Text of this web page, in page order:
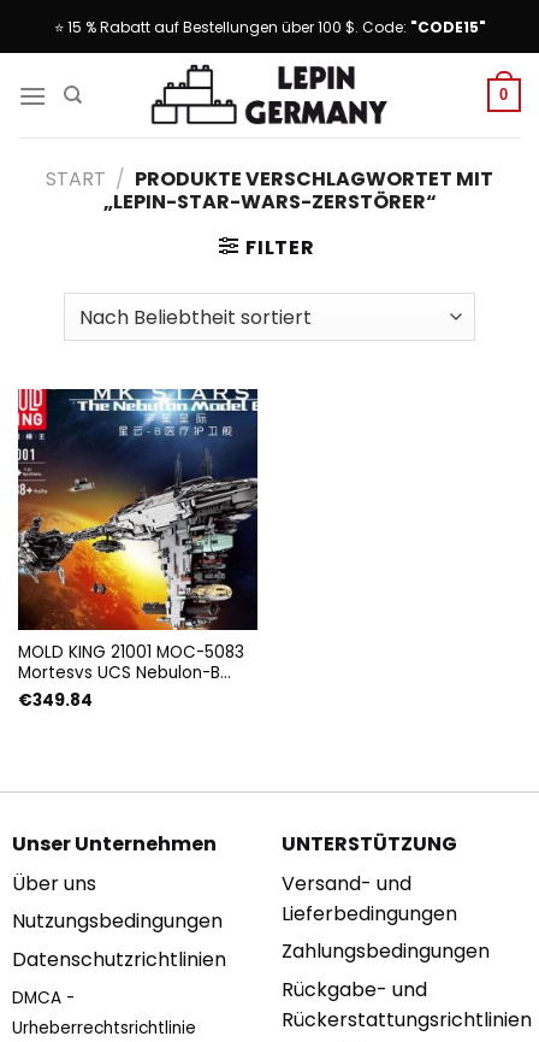
⭐ 15 % Rabatt auf Bestellungen über 100 $. Code: "CODE15"
0
START / PRODUKTE VERSCHLAGWORTET MIT
„LEPIN-STAR-WARS-ZERSTÖRER“
FILTER
MOLD KING 21001 MOC-5083
Mortesvs UCS Nebulon-B
Medizinische Fregatte mit
€349.84
Unser Unternehmen
Über uns
Nutzungsbedingungen
Datenschutzrichtlinien
DMCA -
Urheberrechtsrichtlinie
UNTERSTÜTZUNG
Versand- und
Lieferbedingungen
Zahlungsbedingungen
Rückgabe- und
Rückerstattungsrichtlinien